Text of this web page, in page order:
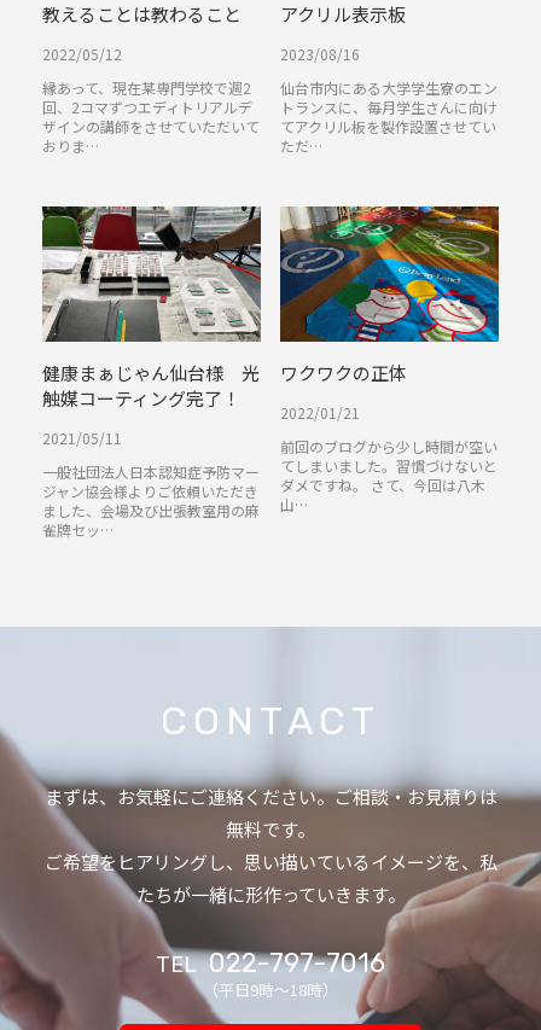
教えることは教わること
2022/05/12
縁あって、現在某専門学校で週2
回、2コマずつエディトリアルデ
ザインの講師をさせていただいて
おりま…
アクリル表示板
2023/08/16
仙台市内にある大学学生寮のエン
トランスに、毎月学生さんに向け
てアクリル板を製作設置させてい
ただ…
健康まぁじゃん仙台様 光
触媒コーティング完了！
2021/05/11
一般社団法人日本認知症予防マー
ジャン協会様よりご依頼いただき
ました、会場及び出張教室用の麻
雀牌セッ…
ワクワクの正体
2022/01/21
前回のブログから少し時間が空い
てしまいました。習慣づけないと
ダメですね。 さて、今回は八木
山…
CONTACT
まずは、お気軽にご連絡ください。ご相談・お見積りは
無料です。
ご希望をヒアリングし、思い描いているイメージを、私
たちが一緒に形作っていきます。
TEL 022-797-7016
（平日9時〜18時）